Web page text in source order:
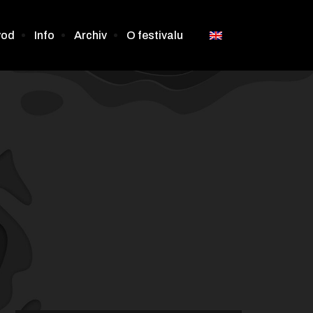
Info Archiv O festivalu